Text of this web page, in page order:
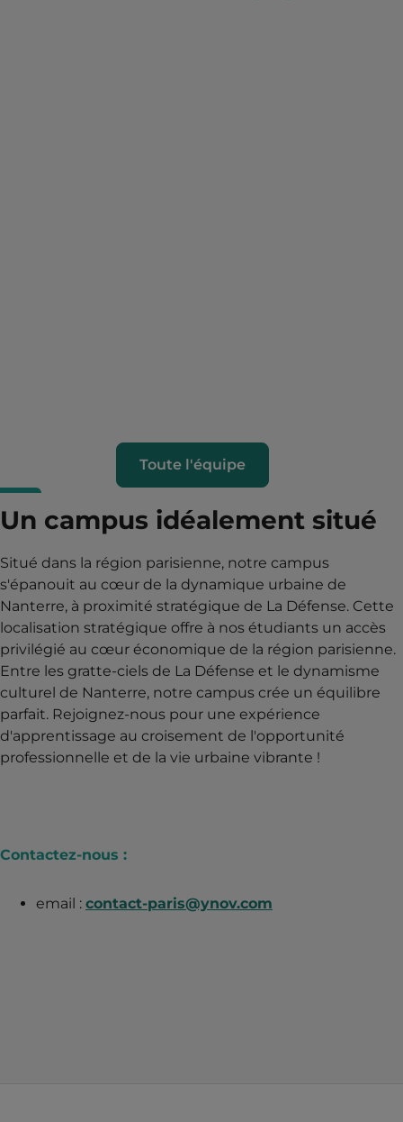
Toute l'équipe
Un campus idéalement situé
Situé dans la région parisienne, notre campus
s'épanouit au cœur de la dynamique urbaine de
Nanterre, à proximité stratégique de La Défense. Cette
localisation stratégique offre à nos étudiants un accès
privilégié au cœur économique de la région parisienne.
Entre les gratte-ciels de La Défense et le dynamisme
culturel de Nanterre, notre campus crée un équilibre
parfait. Rejoignez-nous pour une expérience
d'apprentissage au croisement de l'opportunité
professionnelle et de la vie urbaine vibrante !
Contactez-nous :
email : contact-paris@ynov.com